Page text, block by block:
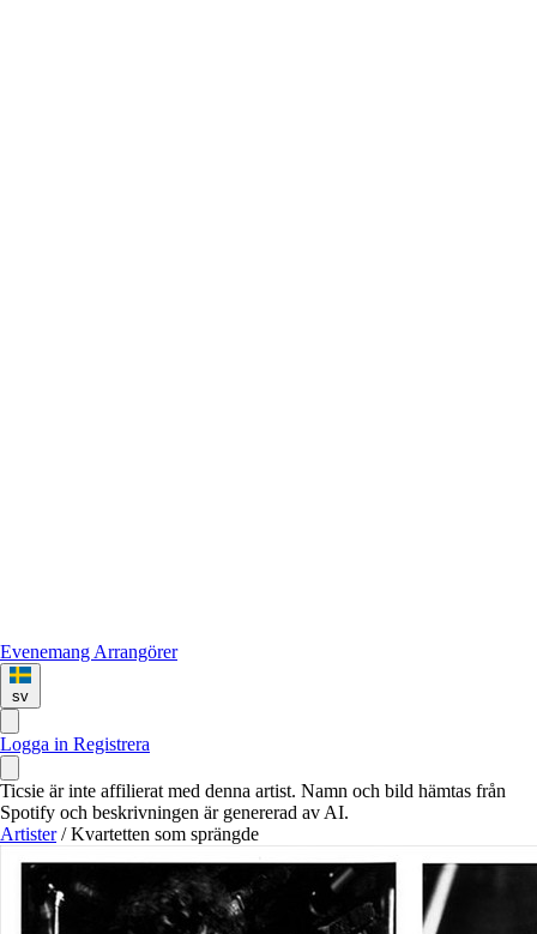
Evenemang Arrangörer
sv
Logga in Registrera
Ticsie är inte affilierat med denna artist. Namn och bild hämtas från
Spotify och beskrivningen är genererad av AI.
Artister / Kvartetten som sprängde